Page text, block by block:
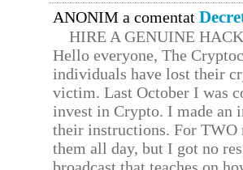
ANONIM a comentat
HIRE A GENUINE
Hello everyone, The
individuals have lost their
victim. Last October I was
invest in Crypto. I made
their instructions. For TWO
them all day, but I got no